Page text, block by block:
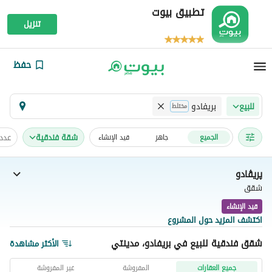
تطبيق بيوت
تنزيل
حفظ
للبيع بريفادو مختلط
الجميع جاهز قيد الإنشاء شقة فندقية
پريڤادو
شقق
قيد الإنشاء
اكتشف المزيد حول المشروع
شقق فندقية للبيع في بريفادو، مدينتي الأكثر مشاهدة
جميع العقارات المفروشة غير المفروشة